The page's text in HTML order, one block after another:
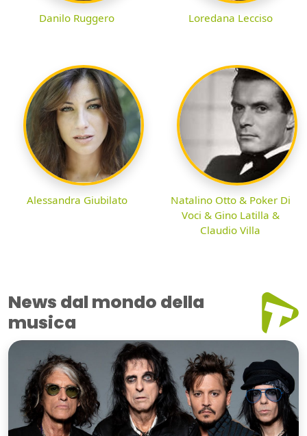
Danilo Ruggero Loredana Lecciso
Alessandra Giubilato
Natalino Otto & Poker Di
Voci & Gino Latilla &
Claudio Villa
News dal mondo della
musica